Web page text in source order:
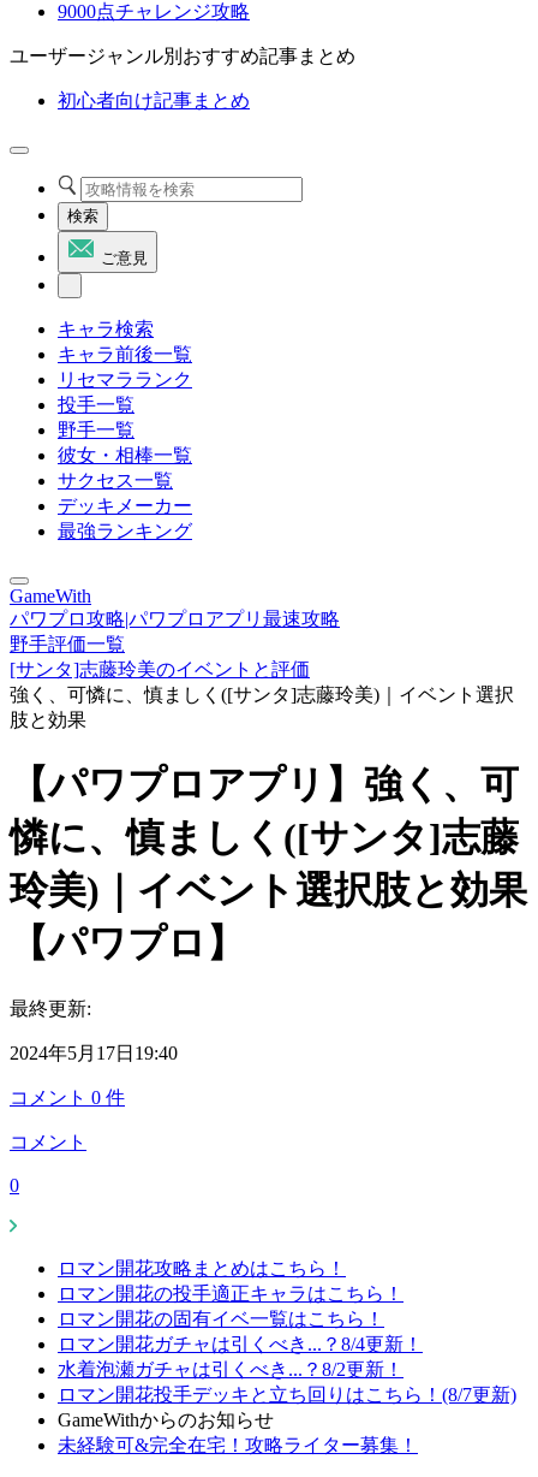
9000点チャレンジ攻略
ユーザージャンル別おすすめ記事まとめ
初心者向け記事まとめ
検索
ご意見
キャラ検索
キャラ前後一覧
リセマラランク
投手一覧
野手一覧
彼女・相棒一覧
サクセス一覧
デッキメーカー
最強ランキング
GameWith
パワプロ攻略|パワプロアプリ最速攻略
野手評価一覧
[サンタ]志藤玲美のイベントと評価
強く、可憐に、慎ましく([サンタ]志藤玲美)｜イベント選択
肢と効果
【パワプロアプリ】強く、可
憐に、慎ましく([サンタ]志藤
玲美)｜イベント選択肢と効果
【パワプロ】
最終更新:
2024年5月17日19:40
コメント 0 件
コメント
0
ロマン開花攻略まとめはこちら！
ロマン開花の投手適正キャラはこちら！
ロマン開花の固有イベ一覧はこちら！
ロマン開花ガチャは引くべき...？8/4更新！
水着泡瀬ガチャは引くべき...？8/2更新！
ロマン開花投手デッキと立ち回りはこちら！(8/7更新)
GameWithからのお知らせ
未経験可&完全在宅！攻略ライター募集！